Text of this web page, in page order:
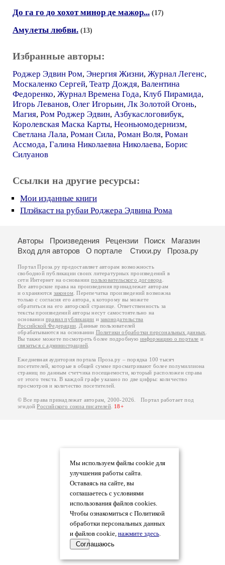
До га го до хохот минор де мажор... (17)
Амулеты любви. (13)
Избранные авторы:
Роджер Эдвин Ром, Энергия Жизни, Журнал Легенс,
Москаленко Сергей, Театр Дождя, Валентина
Федоренко, Журнал Времена Года, Клуб Пирамида,
Игорь Леванов, Олег Игорьин, Лк Золотой Огонь,
Магия, Ром Роджер Эдвин, Азбукаслоговибук,
Королевская Маска Карты, Неоньюмодернизм,
Светлана Лала, Роман Сила, Роман Воля, Роман
Ассмода, Галина Николаевна Николаева, Борис
Силуанов
Ссылки на другие ресурсы:
Мои изданные книги
Плэйкаст на рубаи Роджера Эдвина Рома
Мы используем файлы cookie для
улучшения работы сайта.
Оставаясь на сайте, вы
соглашаетесь с условиями
использования файлов cookies.
Чтобы ознакомиться с Политикой
обработки персональных данных
и файлов cookie, нажмите здесь.
Соглашаюсь
Авторы Произведения Рецензии Поиск
Магазин
Вход для авторов
О портале Стихи.ру Проза.ру
Портал Проза.ру предоставляет авторам возможность
свободной публикации своих литературных произведений в
сети Интернет на основаниипользовательского договора
Все авторские права на произведения принадлежат авторам
и охраняются законом . Перепечатка произведений возможна
только с согласия его автора, к которому вы можете
обратиться на его авторской странице. Ответственность за
тексты произведений авторы несут самостоятельно на
основанииправил публикации изаконодательства
Российской Федерации . Данные пользователей
обрабатываются на основании Политики обработки персональных данных
Вы также можете посмотреть более подробную информацию о портале и
связаться с администрацией
Ежедневная аудитория портала Проза.ру – порядка 100 тысяч
посетителей, которые в общей сумме просматривают более полумиллиона
страниц по данным счетчика посещаемости, который расположен справа
от этого текста. В каждой графе указано по две цифры: количество
просмотров и количество посетителей.
© Все права принадлежат авторам, 2000-2026. Портал работает под
эгидойРоссийского союза писателей. 18+